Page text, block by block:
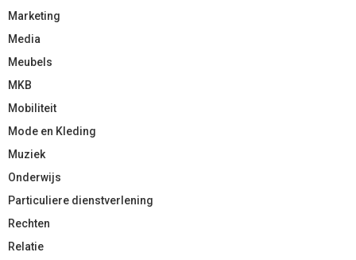
Marketing
Media
Meubels
MKB
Mobiliteit
Mode en Kleding
Muziek
Onderwijs
Particuliere dienstverlening
Rechten
Relatie